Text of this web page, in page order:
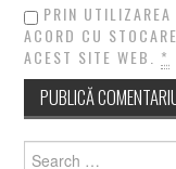
PRIN
ACORD CU
ACEST SITE WEB. *
Search